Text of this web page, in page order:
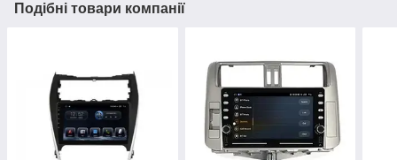
Подібні товари компанії